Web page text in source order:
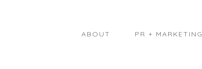
ABOUT PR + MARKETING